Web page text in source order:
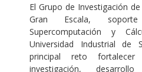
El Grupo de Investigación
Gran Escala,
Supercomputación y
Universidad Industrial de
principal reto
investigación,